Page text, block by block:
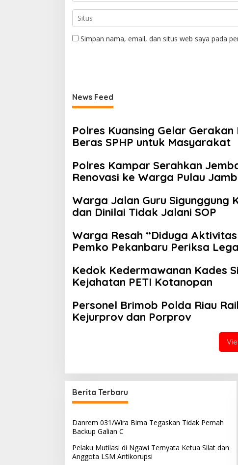
Simpan nama, email, dan situs web saya pada
News Feed
Polres Kuansing Gelar
Beras SPHP untuk Masyarakat
Polres Kampar Serahkan
Renovasi ke Warga Pulau
Warga Jalan Guru Sigunggung
dan Dinilai Tidak Jalani SOP
Warga Resah “Diduga
Pemko Pekanbaru Periksa
Kedok Kedermawanan Kades
Kejahatan PETI Kotanopan
Personel Brimob Polda Riau
Kejurprov dan Porprov
Berita Terbaru
Danrem 031/Wira Bima Tegaskan Tidak Pernah
Backup Galian C
Pelaku Mutilasi di Ngawi Ternyata Ketua Silat dan
Anggota LSM Antikorupsi